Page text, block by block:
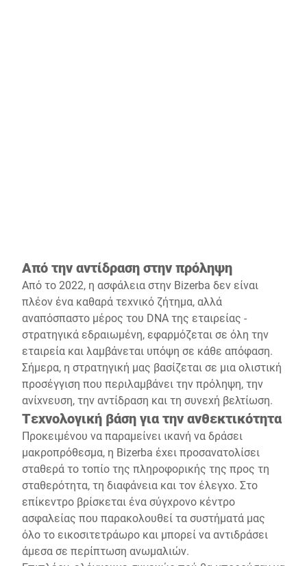
Από την αντίδραση στην πρόληψη
Από το 2022, η ασφάλεια στην Bizerba δεν είναι
πλέον ένα καθαρά τεχνικό ζήτημα, αλλά
αναπόσπαστο μέρος του DNA της εταιρείας -
στρατηγικά εδραιωμένη, εφαρμόζεται σε όλη την
εταιρεία και λαμβάνεται υπόψη σε κάθε απόφαση.
Σήμερα, η στρατηγική μας βασίζεται σε μια ολιστική
προσέγγιση που περιλαμβάνει την πρόληψη, την
ανίχνευση, την αντίδραση και τη συνεχή βελτίωση.
Τεχνολογική βάση για την ανθεκτικότητα
Προκειμένου να παραμείνει ικανή να δράσει
μακροπρόθεσμα, η Bizerba έχει προσανατολίσει
σταθερά το τοπίο της πληροφορικής της προς τη
σταθερότητα, τη διαφάνεια και τον έλεγχο. Στο
επίκεντρο βρίσκεται ένα σύγχρονο κέντρο
ασφαλείας που παρακολουθεί τα συστήματά μας
όλο το εικοσιτετράωρο και μπορεί να αντιδράσει
άμεσα σε περίπτωση ανωμαλιών.